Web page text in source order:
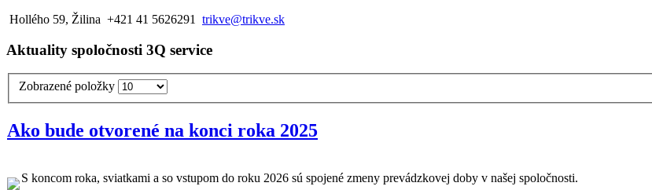
Hollého 59, Žilina +421 41 5626291 trikve@trikve.sk
Aktuality spoločnosti 3Q service
Zobrazené položky
Ako bude otvorené na konci roka 2025
S koncom roka, sviatkami a so vstupom do roku 2026 sú spojené zmeny prevádzkovej doby v našej spoločnosti.